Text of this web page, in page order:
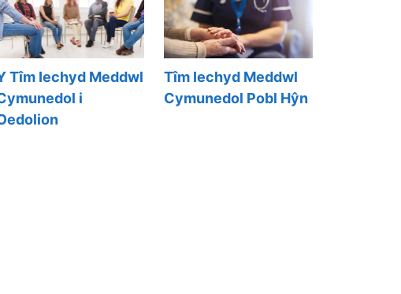
Tîm Iechyd Meddwl
i
Tîm Iechyd Meddwl
Cymunedol Pobl Hŷn